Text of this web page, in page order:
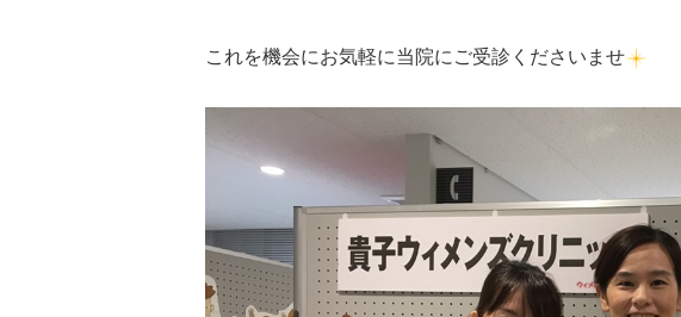
これを機会にお気軽に当院にご受診くださいませ